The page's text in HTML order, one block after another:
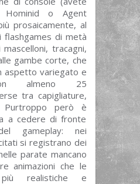
Hominid o Agent
prosaicamente, al
flashgames di metà
tracagni,
gambe corte, che
aspetto variegato e
almeno 25
tra capigliature,
Purtroppo però è
a cedere di fronte
gameplay: nei
si registrano dei
parate mancano
animazioni che le
più realistiche e